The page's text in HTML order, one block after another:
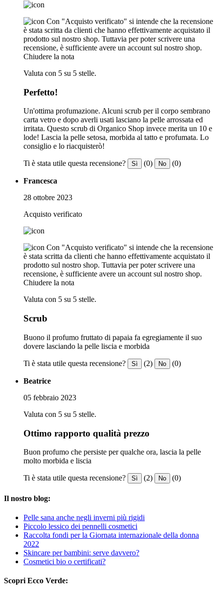
Con "Acquisto verificato" si intende che la recensione
è stata scritta da clienti che hanno effettivamente acquistato il
prodotto sul nostro shop. Tuttavia per poter scrivere una
recensione, è sufficiente avere un account sul nostro shop.
Chiudere la nota
Valuta con 5 su 5 stelle.
Perfetto!
Un'ottima profumazione. Alcuni scrub per il corpo sembrano
carta vetro e dopo averli usati lasciano la pelle arrossata ed
irritata. Questo scrub di Organico Shop invece merita un 10 e
lode! Lascia la pelle setosa, morbida al tatto e profumata. Lo
consiglio e lo riacquisterò!
Ti è stata utile questa recensione? Sì (0) No (0)
Francesca
28 ottobre 2023
Acquisto verificato
Con "Acquisto verificato" si intende che la recensione
è stata scritta da clienti che hanno effettivamente acquistato il
prodotto sul nostro shop. Tuttavia per poter scrivere una
recensione, è sufficiente avere un account sul nostro shop.
Chiudere la nota
Valuta con 5 su 5 stelle.
Scrub
Buono il profumo fruttato di papaia fa egregiamente il suo
dovere lasciando la pelle liscia e morbida
Ti è stata utile questa recensione? Sì (2) No (0)
Beatrice
05 febbraio 2023
Valuta con 5 su 5 stelle.
Ottimo rapporto qualità prezzo
Buon profumo che persiste per qualche ora, lascia la pelle
molto morbida e liscia
Ti è stata utile questa recensione? Sì (2) No (0)
Il nostro blog:
Pelle sana anche negli inverni più rigidi
Piccolo lessico dei pennelli cosmetici
Raccolta fondi per la Giornata internazionale della donna
2022
Skincare per bambini: serve davvero?
Cosmetici bio o certificati?
Scopri Ecco Verde: